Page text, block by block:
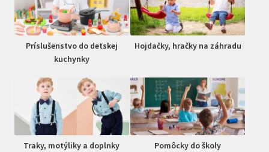
Príslušenstvo do detskej
kuchynky
Hojdačky, hračky na záhradu
Traky, motýliky a doplnky Pomôcky do školy